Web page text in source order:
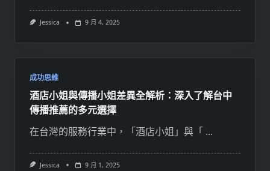
Jessica 9 月 4, 2025
成功思維
酒店小姐與傳播小姐差異全解析：深入了解台中
傳播推薦的多元選擇
在台灣的服務行業中，「酒店小姐」與「 ...
Jessica 9 月 1, 2025